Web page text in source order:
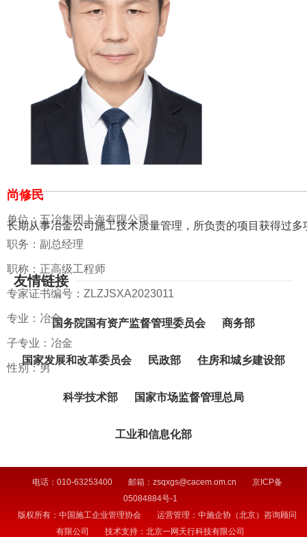
尚修民
单位：五冶集团上海有限公司
职务：副总经理
职称：正高级工程师
专家证书编号：ZLZJSXA2023011
专业：冶金
子专业：冶金
性别：男
长期从事冶金公司施工技术质量管理，所负责的项目获得过多
友情链接
国务院国有资产监督管理委员会 商务部
国家发展和改革委员会 民政部 住房和城乡建设部
科学技术部 国家市场监督管理总局
工业和信息化部
电话：010-63253400 邮箱：zsqxgs@cacem.om.cn
京ICP备
05084884号-1
版权所有：中国施工企业管理协会
运营管理：中施企协（北京）咨询顾问
有限公司
技术支持：北京一网天行科技有限公司